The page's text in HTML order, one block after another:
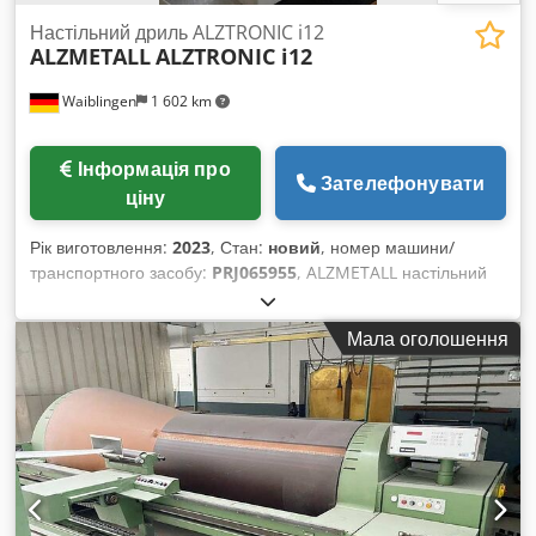
Waiblingen 1 602 km
Настільний дриль ALZTRONIC i12
ALZMETALLALZTRONIC i12
ціну
Зателефонувати
Рік виготовлення: 2023, Стан: новий, номер машини/
транспортного засобу: PRJ065955, ALZMETALL настільний
свердлильний верстат. Максимальний діаметр свердління в
сталі: 12 мм. Патрон B16, зовнішній конус, хід шпинделя: 40
мм, виліт: 200 мм, діаметр колони: 50 мм, розмір робочої
поверхні столу: 300x240 мм, з Т-подібними пазами 2 x 12
мм x 80 мм, відстань між шпинделем і основною плитою
мін./макс.: 110/250 мм, ручна подача, висота машини без
додаткових опцій: 670 мм, вага нетто: 64 кг. Безступінчасте
регулювання обертів: 250–5000 об/хв. Djdslub Rdepfx
Adyjkr Стандартна комплектація: 5" TFT-LCD дисплей із
сенсорною панеллю: ручне введення заданої частоти
Мала оголошення